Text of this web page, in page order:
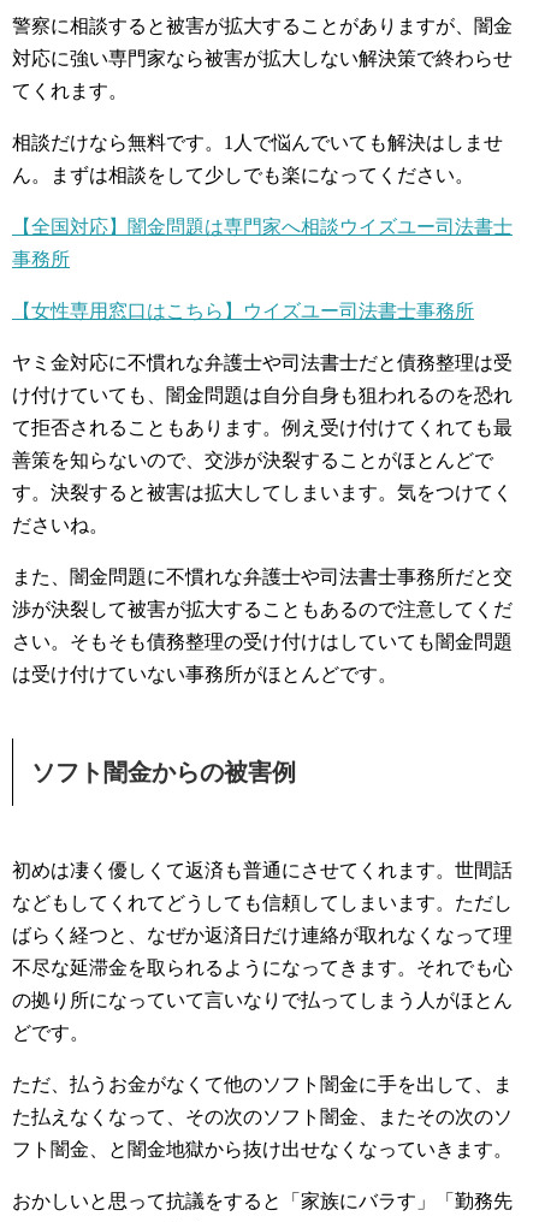
警察に相談すると被害が拡大することがありますが、闇金
対応に強い専門家なら被害が拡大しない解決策で終わらせ
てくれます。
相談だけなら無料です。1人で悩んでいても解決はしませ
ん。まずは相談をして少しでも楽になってください。
【全国対応】闇金問題は専門家へ相談ウイズユー司法書士
事務所
【女性専用窓口はこちら】ウイズユー司法書士事務所
ヤミ金対応に不慣れな弁護士や司法書士だと債務整理は受
け付けていても、闇金問題は自分自身も狙われるのを恐れ
て拒否されることもあります。例え受け付けてくれても最
善策を知らないので、交渉が決裂することがほとんどで
す。決裂すると被害は拡大してしまいます。気をつけてく
ださいね。
また、闇金問題に不慣れな弁護士や司法書士事務所だと交
渉が決裂して被害が拡大することもあるので注意してくだ
さい。そもそも債務整理の受け付けはしていても闇金問題
は受け付けていない事務所がほとんどです。
ソフト闇金からの被害例
初めは凄く優しくて返済も普通にさせてくれます。世間話
などもしてくれてどうしても信頼してしまいます。ただし
ばらく経つと、なぜか返済日だけ連絡が取れなくなって理
不尽な延滞金を取られるようになってきます。それでも心
の拠り所になっていて言いなりで払ってしまう人がほとん
どです。
ただ、払うお金がなくて他のソフト闇金に手を出して、ま
た払えなくなって、その次のソフト闇金、またその次のソ
フト闇金、と闇金地獄から抜け出せなくなっていきます。
おかしいと思って抗議をすると「家族にバラす」「勤務先